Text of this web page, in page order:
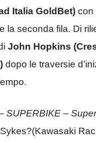
Italia GoldBet) con
la seconda fila. Di
John Hopkins
dopo le traversie
SUPERBIKE –